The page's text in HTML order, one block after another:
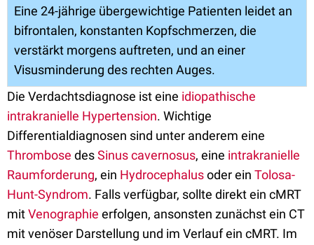
Eine 24-jährige übergewichtige Patienten leidet an
bifrontalen, konstanten Kopfschmerzen, die
verstärkt morgens auftreten, und an einer
Visusminderung des rechten Auges.
Die Verdachtsdiagnose ist eine idiopathische
intrakranielle Hypertension. Wichtige
Differentialdiagnosen sind unter anderem eine
Thrombose desSinus cavernosus, eine intrakranielle
Raumforderung, ein Hydrocephalusoder ein Tolosa-
Hunt-Syndrom. Falls verfügbar, sollte direkt ein cMRT
mitVenographie erfolgen, ansonsten zunächst ein CT
mit venöser Darstellung und im Verlauf ein cMRT. Im